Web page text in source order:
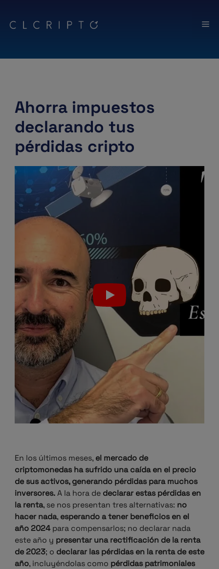
contenido
Ahorra impuestos
declarando tus
pérdidas cripto
En los últimos meses, el mercado de
criptomonedas ha sufrido una caída en el precio
de sus activos, generando pérdidas para muchos
inversores.A la hora de declarar estas pérdidas en
la renta, se nos presentan tres alternativas: no
hacer nada, esperando a tener beneficios en el
año 2024para compensarlos; no declarar nada
este año y presentar una rectificación de la renta
de 2023; o declarar las pérdidas en la renta de este
año, incluyéndolas como pérdidas patrimoniales